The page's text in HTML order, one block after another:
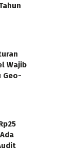
Wajib
Geo-